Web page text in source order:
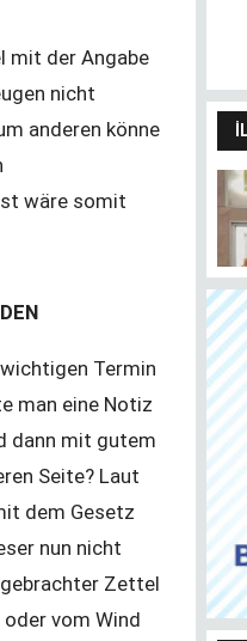
mit der Angabe
nicht
anderen könne
wäre somit
Termin
man eine Notiz
dann mit gutem
Seite? Laut
dem Gesetz
nun nicht
Zettel
vom Wind
ve almayı